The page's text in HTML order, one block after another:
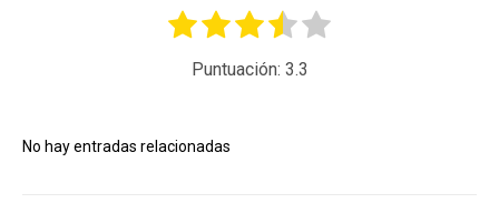
Puntuación: 3.3
No hay entradas relacionadas